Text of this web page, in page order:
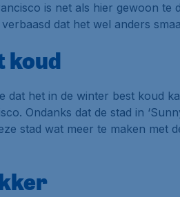
is net als hier gewoon te
dat het wel anders
koud
dat het in de winter best koud
Ondanks dat de stad in
stad wat meer te maken met